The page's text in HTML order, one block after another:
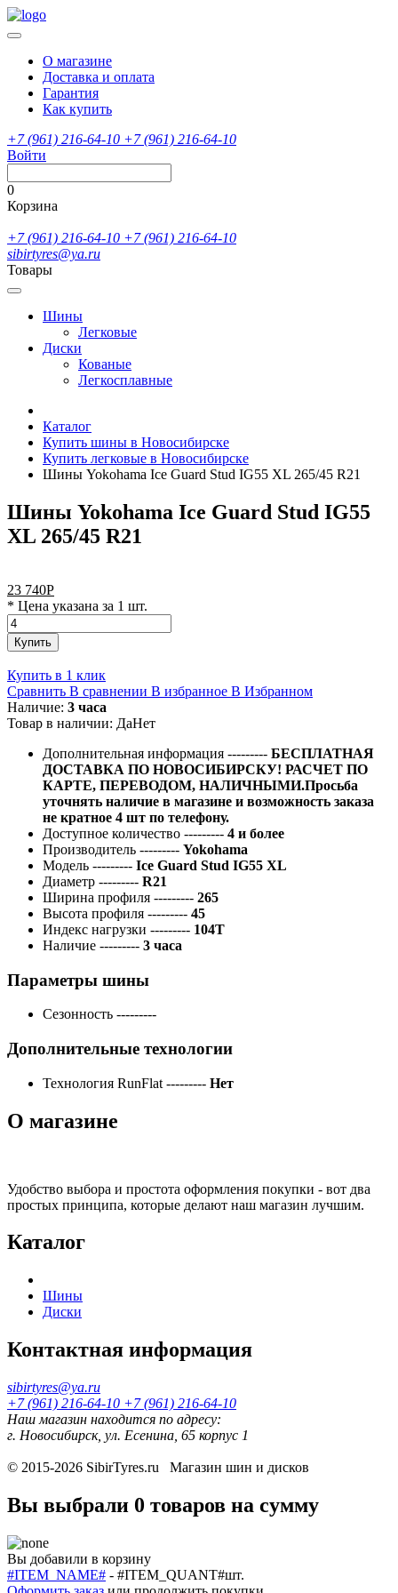
О магазине
Доставка и оплата
Гарантия
Как купить
+7 (961) 216-64-10 +7 (961) 216-64-10
Войти
0
Корзина
+7 (961) 216-64-10 +7 (961) 216-64-10
sibirtyres@ya.ru
Товары
Шины
Легковые
Диски
Кованые
Легкосплавные
Каталог
Купить шины в Новосибирске
Купить легковые в Новосибирске
Шины Yokohama Ice Guard Stud IG55 XL 265/45 R21
Шины Yokohama Ice Guard Stud IG55
XL 265/45 R21
23 740Р
* Цена указана за 1 шт.
Купить
Купить в 1 клик
Сравнить В сравнении В избранное В Избранном
Наличие: 3 часа
Товар в наличии: ДаНет
Дополнительная информация --------- БЕСПЛАТНАЯ
ДОСТАВКА ПО НОВОСИБИРСКУ! РАСЧЕТ ПО
КАРТЕ, ПЕРЕВОДОМ, НАЛИЧНЫМИ.Просьба
уточнять наличие в магазине и возможность заказа
не кратное 4 шт по телефону.
Доступное количество --------- 4 и более
Производитель --------- Yokohama
Модель --------- Ice Guard Stud IG55 XL
Диаметр --------- R21
Ширина профиля --------- 265
Высота профиля --------- 45
Индекс нагрузки --------- 104T
Наличие --------- 3 часа
Параметры шины
Сезонность ---------
Дополнительные технологии
Технология RunFlat --------- Нет
О магазине
Удобство выбора и простота оформления покупки - вот два
простых принципа, которые делают наш магазин лучшим.
Каталог
Шины
Диски
Контактная информация
sibirtyres@ya.ru
+7 (961) 216-64-10 +7 (961) 216-64-10
Наш магазин находится по адресу:
г. Новосибирск, ул. Есенина, 65 корпус 1
© 2015-2026 SibirTyres.ru Магазин шин и дисков
Вы выбрали 0 товаров на сумму
Вы добавили в корзину
#ITEM_NAME# - #ITEM_QUANT#шт.